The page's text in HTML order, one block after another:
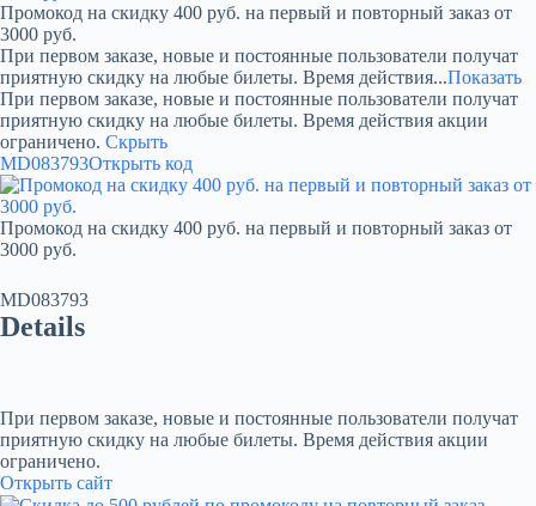
Промокод на скидку 400 руб. на первый и повторный заказ от
3000 руб.
При первом заказе, новые и постоянные пользователи получат
приятную скидку на любые билеты. Время действия...Показать
При первом заказе, новые и постоянные пользователи получат
приятную скидку на любые билеты. Время действия акции
ограничено. Скрыть
MD083793Открыть код
Промокод на скидку 400 руб. на первый и повторный заказ от
3000 руб.
MD083793
Details
При первом заказе, новые и постоянные пользователи получат
приятную скидку на любые билеты. Время действия акции
ограничено.
Открыть сайт